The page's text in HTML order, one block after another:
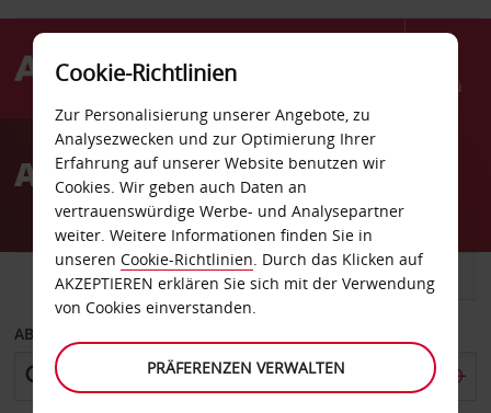
Menü
AvisAutovermietung Leknes
FAHRZEUG TRANSPORTER
ABHOLEN VON
Cookie-Richtlinien
Zur Personalisierung unserer Angebote, zu
Analysezwecken und zur Optimierung Ihrer
Erfahrung auf unserer Website benutzen wir
Cookies. Wir geben auch Daten an
vertrauenswürdige Werbe- und Analysepartner
weiter. Weitere Informationen finden Sie in
unseren Cookie-Richtlinien. Durch das Klicken auf
AKZEPTIEREN erklären Sie sich mit der Verwendung
von Cookies einverstanden.
PRÄFERENZEN VERWALTEN